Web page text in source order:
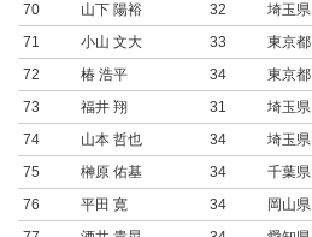
70
山下 陽裕 32 埼玉県
71
小山 文大 33 東京都
72
椿 浩平 34 東京都
73
福井 翔 31 埼玉県
74
山本 哲也 34 埼玉県
75
榊原 佑基 34 千葉県
76
平田 寛 34 岡山県